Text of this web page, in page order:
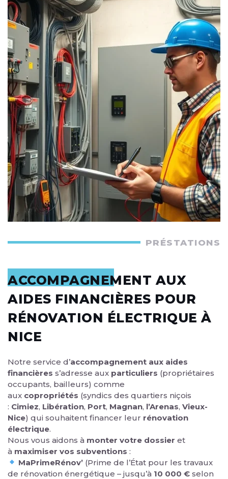
PRÉSTATIONS
ACCOMPAGNEMENT AUX
AIDES FINANCIÈRES POUR
RÉNOVATION ÉLECTRIQUE À
NICE
Notre service d’accompagnement aux aides
financières s’adresse aux particuliers (propriétaires
occupants, bailleurs) comme
aux copropriétés (syndics des quartiers niçois
: Cimiez, Libération, Port, Magnan, l’Arenas, Vieux-
Nice) qui souhaitent financer leur rénovation
électrique.
Nous vous aidons à monter votre dossier et
à maximiser vos subventions :
MaPrimeRénov’ (Prime de l’État pour les travaux
de rénovation énergétique – jusqu’à 10 000 € selon